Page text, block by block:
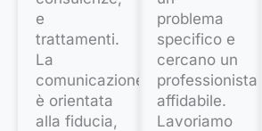
e
trattamenti.
La
comunicazione
è orientata
alla fiducia,
problema
specifico e
cercano un
professionista
affidabile.
Lavoriamo